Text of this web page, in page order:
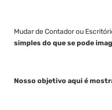
Mudar de Contador ou
simples do que se pode
Nosso objetivo aqui é